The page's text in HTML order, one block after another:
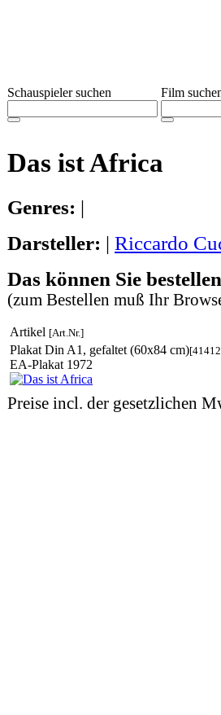
Schauspieler suchen Film
Das ist Africa
Genres: |
Darsteller: | Riccardo
Das können Sie
(zum Bestellen muß Ihr
Artikel [Art.Nr.]
Plakat Din A1, gefaltet (60x84 cm)
EA-Plakat 1972
Preise incl. der gesetzlichen